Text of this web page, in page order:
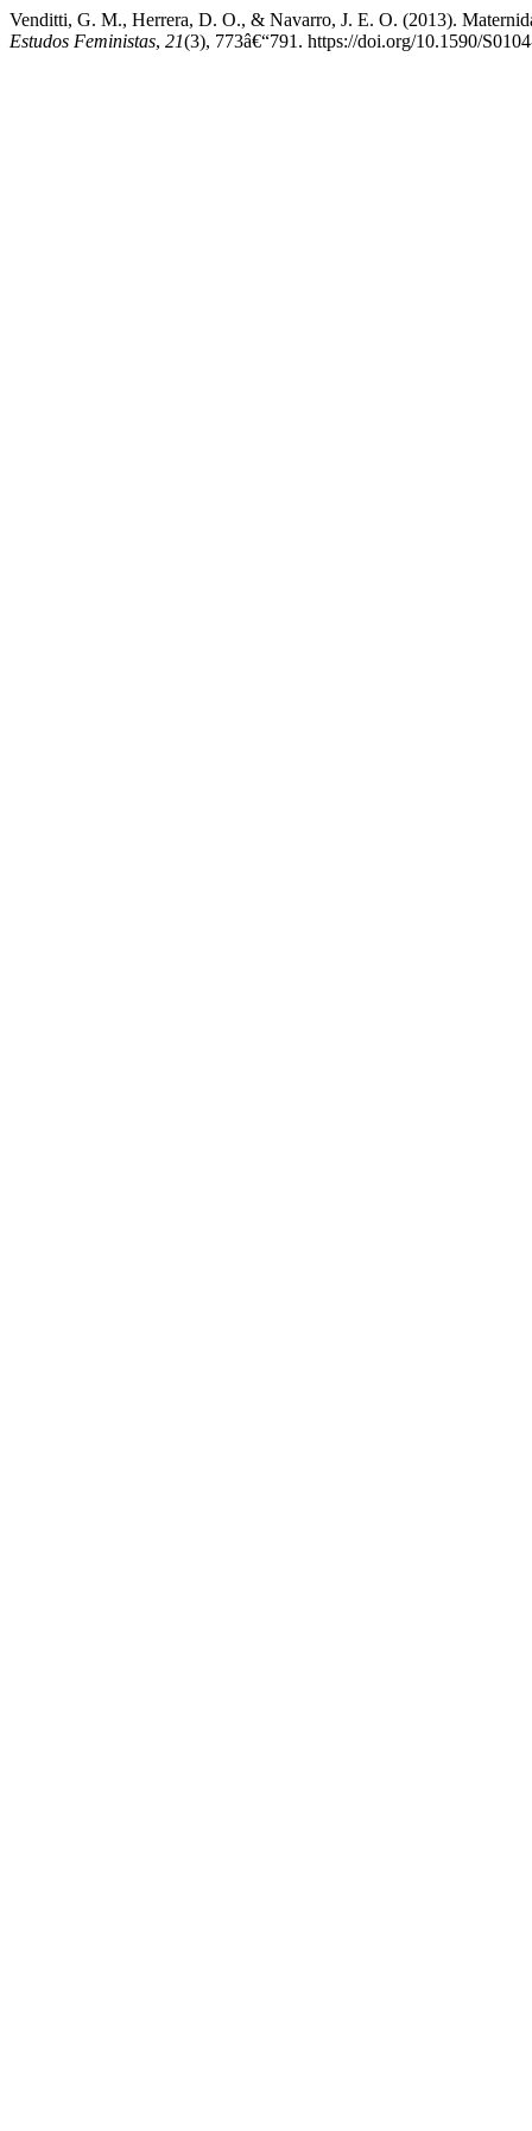
Venditti, G. M., Herrera, D. O., & Navarro, J. E. O. (2013).
Estudos Feministas, 21(3), 773â€“791. https://doi.org/10.1590/